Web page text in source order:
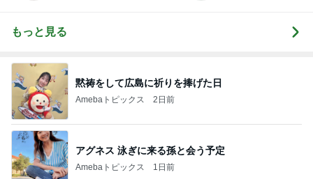
もっと見る
黙祷をして広島に祈りを捧げた日
Amebaトピックス 2日前
アグネス 泳ぎに来る孫と会う予定
Amebaトピックス 1日前